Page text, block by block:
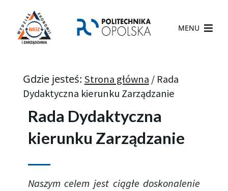
MENU
Gdzie jesteś: Strona główna / Rada
Dydaktyczna kierunku Zarządzanie
Rada Dydaktyczna
kierunku Zarządzanie
Naszym celem jest ciągłe doskonalenie